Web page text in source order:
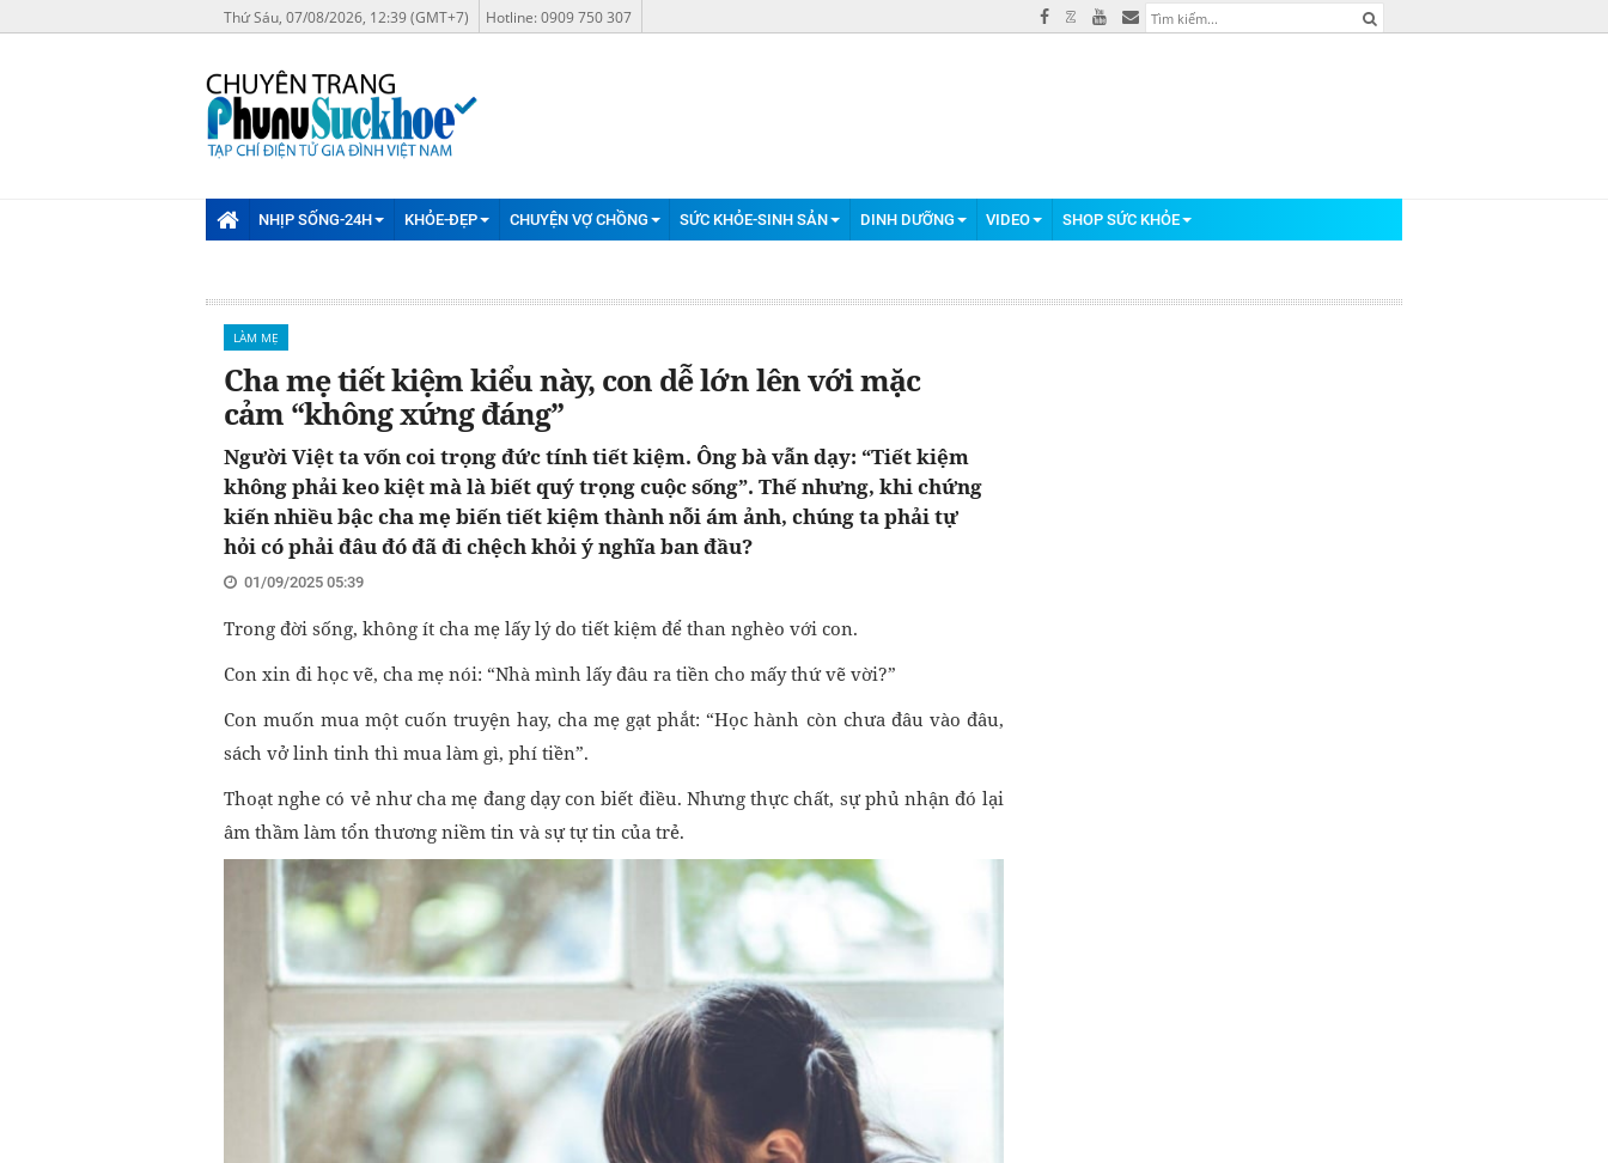
Thứ Sáu, 07/08/2026, 12:39 (GMT+7) Hotline: 0909 750 307
NHỊP SỐNG-24H KHỎE-ĐẸP CHUYỆN VỢ CHỒNG SỨC KHỎE-SINH SẢN DINH DƯỠNG VIDEO SHOP SỨC KHỎE
LÀM MẸ
Cha mẹ tiết kiệm kiểu này, con dễ lớn lên với mặc
cảm “không xứng đáng”
Người Việt ta vốn coi trọng đức tính tiết kiệm. Ông bà vẫn dạy: “Tiết kiệm
không phải keo kiệt mà là biết quý trọng cuộc sống”. Thế nhưng, khi chứng
kiến nhiều bậc cha mẹ biến tiết kiệm thành nỗi ám ảnh, chúng ta phải tự
hỏi có phải đâu đó đã đi chệch khỏi ý nghĩa ban đầu?
01/09/2025 05:39
Trong đời sống, không ít cha mẹ lấy lý do tiết kiệm để than nghèo với con.
Con xin đi học vẽ, cha mẹ nói: “Nhà mình lấy đâu ra tiền cho mấy thứ vẽ vời?”
Con muốn mua một cuốn truyện hay, cha mẹ gạt phắt: “Học hành còn chưa đâu vào đâu,
sách vở linh tinh thì mua làm gì, phí tiền”.
Thoạt nghe có vẻ như cha mẹ đang dạy con biết điều. Nhưng thực chất, sự phủ nhận đó lại
âm thầm làm tổn thương niềm tin và sự tự tin của trẻ.